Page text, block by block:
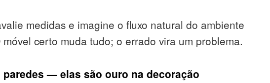
medidas e imagine o fluxo natural do ambiente
certo muda tudo; o errado vira um problema.
paredes — elas são ouro na decoração